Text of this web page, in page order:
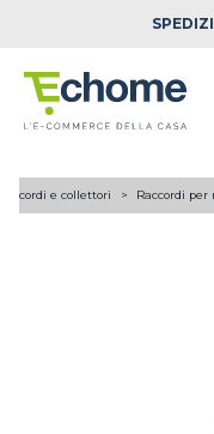
e collettori Raccordi